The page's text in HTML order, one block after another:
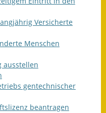
2015
2016
2017
2018
Versicherte
Menschen
ausstellen
gentechnischer
beantragen